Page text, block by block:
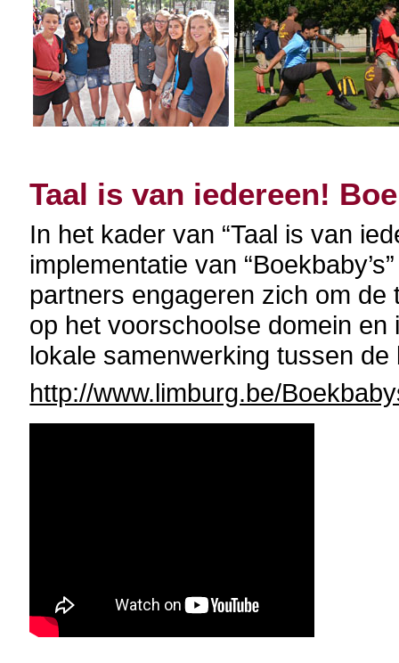
Taal is van iedereen!
In het kader van “Taal is van
implementatie van
partners engageren zich om
op het voorschoolse domein
lokale samenwerking tussen
http://www.limburg.be/